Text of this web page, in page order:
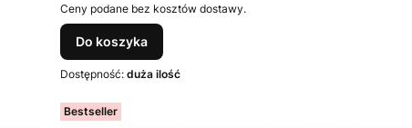
Ceny podane bez kosztów dostawy.
Do koszyka
Dostępność: duża ilość
Bestseller